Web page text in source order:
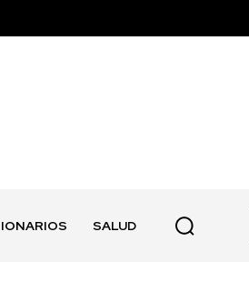
SALUD